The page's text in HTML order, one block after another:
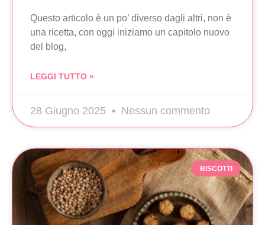
Questo articolo è un po’ diverso dagli altri, non è
una ricetta, con oggi iniziamo un capitolo nuovo
del blog,
LEGGI TUTTO »
28 Giugno 2025 Nessun commento
BISCOTTI